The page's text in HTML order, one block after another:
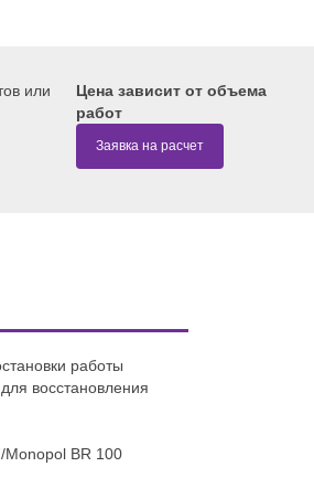
или
Цена зависит от объема
работ
Заявка на расчет
работы
восстановления
BR 100